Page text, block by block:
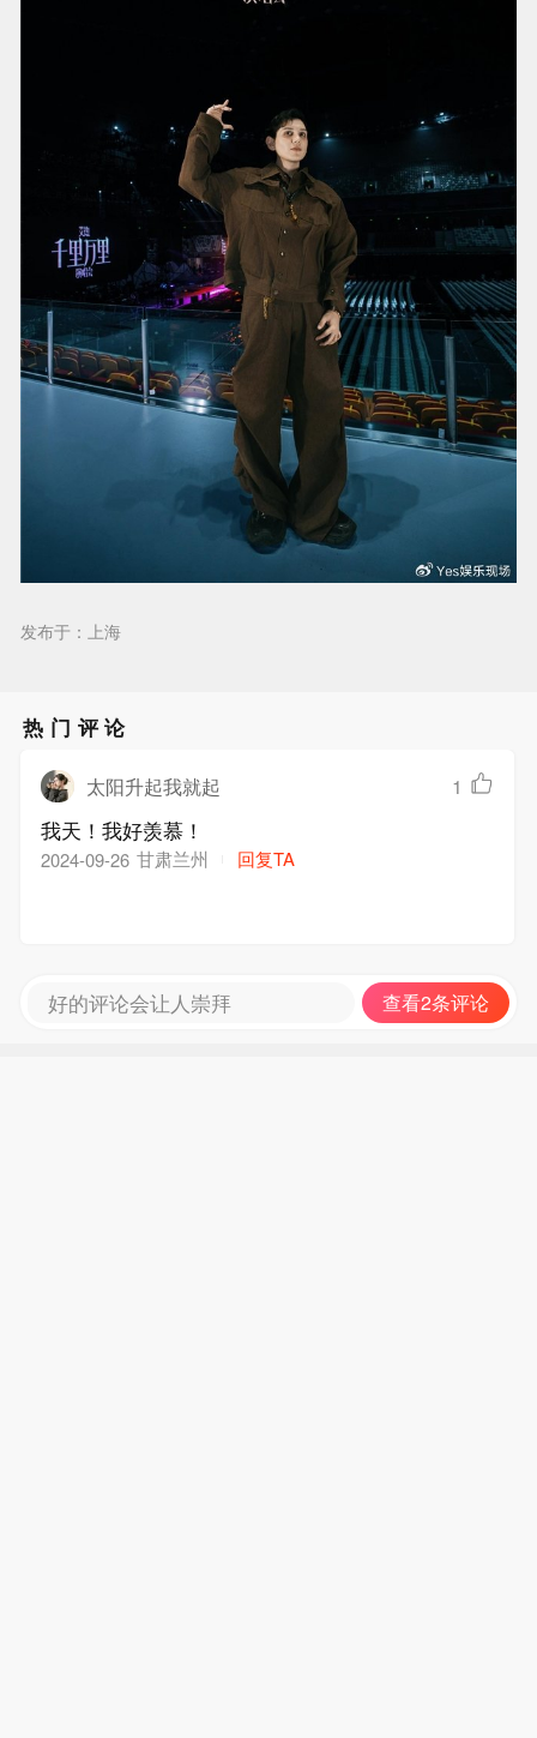
发布于：上海
热门评论
太阳升起我就起 1
我天！我好羡慕！
2024-09-26 甘肃兰州 回复TA
好的评论会让人崇拜 查看2条评论